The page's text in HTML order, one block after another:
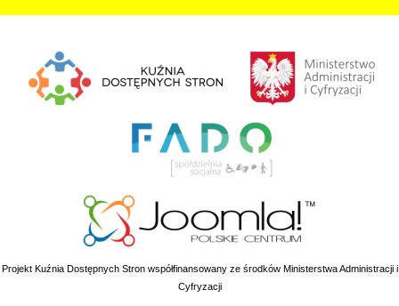
Projekt Kuźnia Dostępnych Stron współfinansowany ze środków Ministerstwa Administracji i
Cyfryzacji